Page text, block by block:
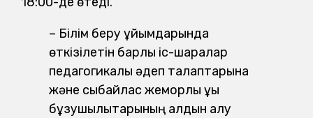
– Білім беру ұйымдарында
өткізілетін барлық іс-шаралар
педагогикалық әдеп талаптарына
және сыбайлас жемқорлық құқық
бұзушылықтарының алдын алу